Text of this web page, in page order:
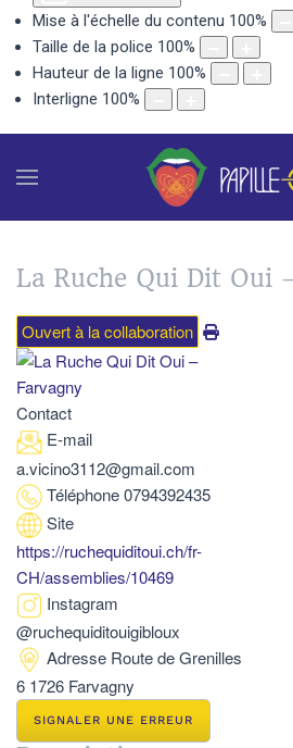
Mise à l'échelle du contenu 100%
Taille de la police 100%
Hauteur de la ligne 100%
Interligne 100%
La Ruche Qui Dit Oui
Ouvert à la collaboration
Contact
E-mail
a.vicino3112@gmail.com
Téléphone0794392435
Site
https://ruchequiditoui.ch/fr-
CH/assemblies/10469
Instagram
@ruchequiditouigibloux
Adresse Route de Grenilles
6 1726 Farvagny
SIGNALER UNE ERREUR